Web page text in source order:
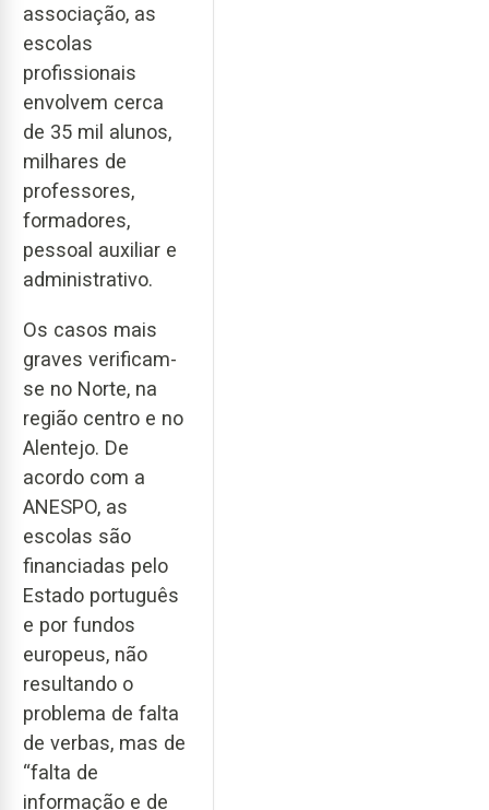
associação, as
escolas
profissionais
envolvem cerca
de 35 mil alunos,
milhares de
professores,
formadores,
pessoal auxiliar e
administrativo.
Os casos mais
graves verificam-
se no Norte, na
região centro e no
Alentejo. De
acordo com a
ANESPO, as
escolas são
financiadas pelo
Estado português
e por fundos
europeus, não
resultando o
problema de falta
de verbas, mas de
“falta de
informação e de